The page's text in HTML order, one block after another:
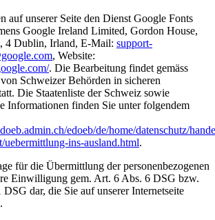
auf unserer Seite den Dienst Google Fonts
Google Ireland Limited, Gordon House,
4 Dublin, Irland, E-Mail: support-
, Website:
. Die Bearbeitung findet gemäss
Schweizer Behörden in sicheren
Die Staatenliste der Schweiz sowie
Informationen finden Sie unter folgendem
edoeb/de/home/datenschutz/
uebermittlung-ins-ausland.html.
für die Übermittlung der personenbezogenen
Einwilligung gem. Art. 6 Abs. 6 DSG bzw.
dar, die Sie auf unserer Internetseite